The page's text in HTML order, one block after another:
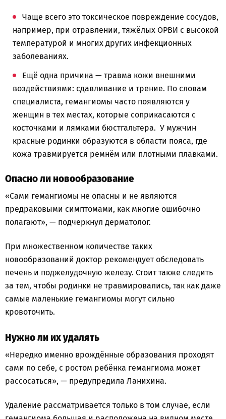
Чаще всего это токсическое повреждение сосудов,
например, при отравлении, тяжёлых ОРВИ с высокой
температурой и многих других инфекционных
заболеваниях.
Ещё одна причина — травма кожи внешними
воздействиями: сдавливание и трение. По словам
специалиста, гемангиомы часто появляются у
женщин в тех местах, которые соприкасаются с
косточками и лямками бюстгальтера. У мужчин
красные родинки образуются в области пояса, где
кожа травмируется ремнём или плотными плавками.
Опасно ли новообразование
«Сами гемангиомы не опасны и не являются
предраковыми симптомами, как многие ошибочно
полагают», — подчеркнул дерматолог.
При множественном количестве таких
новообразований доктор рекомендует обследовать
печень и поджелудочную железу. Стоит также следить
за тем, чтобы родинки не травмировались, так как даже
самые маленькие гемангиомы могут сильно
кровоточить.
Нужно ли их удалять
«Нередко именно врождённые образования проходят
сами по себе, с ростом ребёнка гемангиома может
рассосаться», — предупредила Ланихина.
Удаление рассматривается только в том случае, если